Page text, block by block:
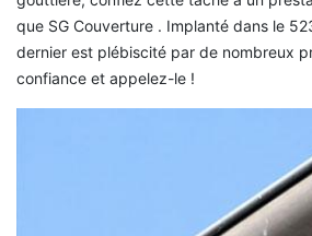
que SG Couverture . Implanté dans le
dernier est plébiscité par de nombreux
confiance et appelez-le !